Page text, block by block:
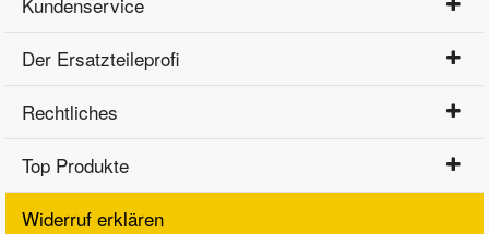
Der Ersatzteileprofi
Rechtliches
Top Produkte
Widerruf erklären